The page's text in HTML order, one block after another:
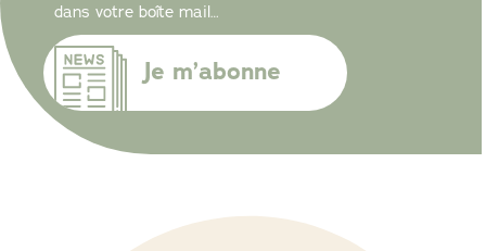
dans votre boîte mail…
Je m’abonne